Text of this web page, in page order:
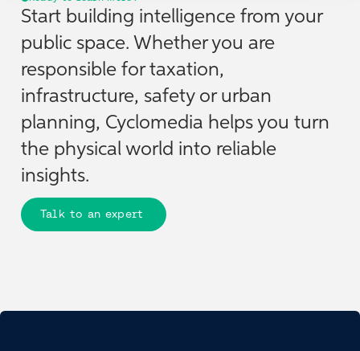
Start building intelligence from your
public space. Whether you are
responsible for taxation,
infrastructure, safety or urban
planning, Cyclomedia helps you turn
the physical world into reliable
insights.
Talk to an expert